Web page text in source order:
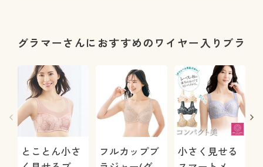
グラマーさんにおすすめのワイヤー入りブラ
とことん小さ
フルカップブ
小さく見せる